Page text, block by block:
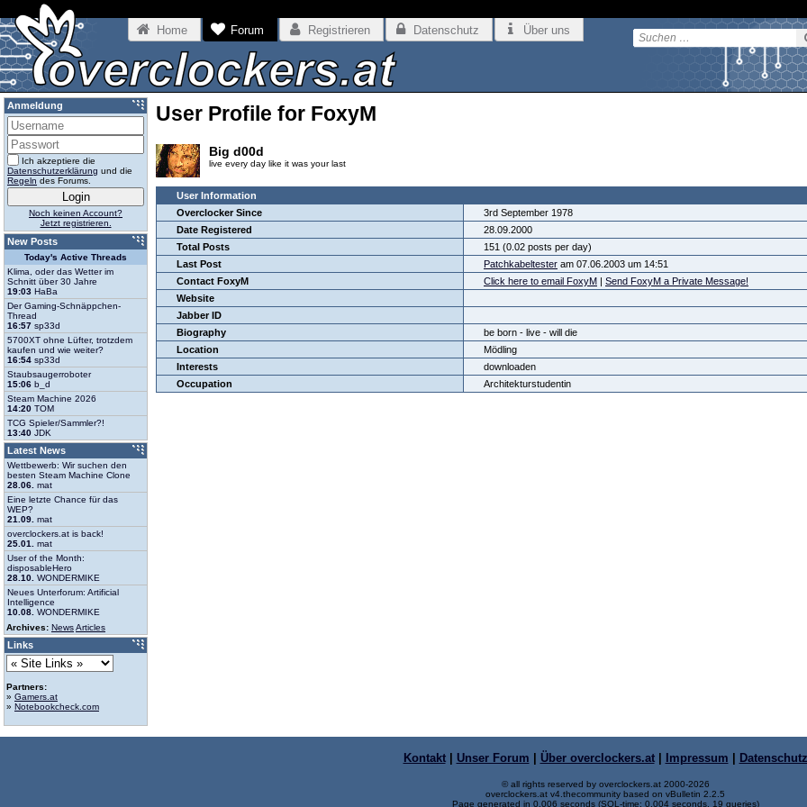
Home Forum Registrieren Datenschutz Über uns
User Profile for FoxyM
Big d00d
live every day like it was your last
User Information
Overclocker Since
3rd September 1978
Date Registered
28.09.2000
Total Posts
151 (0.02 posts per day)
Last Post
Patchkabeltester am 07.06.2003 um 14:51
Contact FoxyM
Click here to email FoxyM | Send FoxyM a Private Message!
Website
Jabber ID
Biography
be born - live - will die
Location
Mödling
Interests
downloaden
Occupation
Architekturstudentin
Anmeldung
Ich akzeptiere die
Datenschutzerklärung und die
Regeln des Forums.
Noch keinen Account?
Jetzt registrieren.
New Posts
Today's Active Threads
Klima, oder das Wetter im
Schnitt über 30 Jahre
19:03 HaBa
Der Gaming-Schnäppchen-
Thread
16:57 sp33d
5700XT ohne Lüfter, trotzdem
kaufen und wie weiter?
16:54 sp33d
Staubsaugerroboter
15:06 b_d
Steam Machine 2026
14:20 TOM
TCG Spieler/Sammler?!
13:40 JDK
Latest News
Wettbewerb: Wir suchen den
besten Steam Machine Clone
28.06. mat
Eine letzte Chance für das
WEP?
21.09. mat
overclockers.at is back!
25.01.
mat
User of the Month:
disposableHero
28.10. WONDERMIKE
Neues Unterforum: Artificial
Intelligence
10.08. WONDERMIKE
Archives: NewsArticles
Links
Partners:
» Gamers.at
» Notebookcheck.com
Kontakt| Unser Forum | Über overclockers.at| Impressum | Datenschutz
© all rights reserved by overclockers.at 2000-2026
overclockers.at v4.thecommunity based on vBulletin 2.2.5
Page generated in 0.006 seconds (SQL-time: 0.004 seconds, 19 queries)